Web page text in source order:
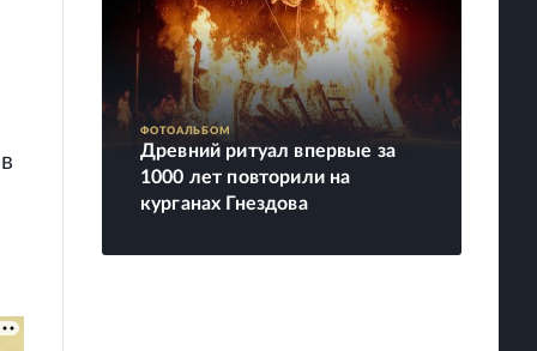
ФОТОАЛЬБОМ
Древний ритуал впервые за
1000 лет повторили на
курганах Гнездова